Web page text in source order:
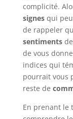
complicité.
signesqui
de rappeler
sentimentsde
de vous
indices qui
pourrait vous
reste de
En prenant le